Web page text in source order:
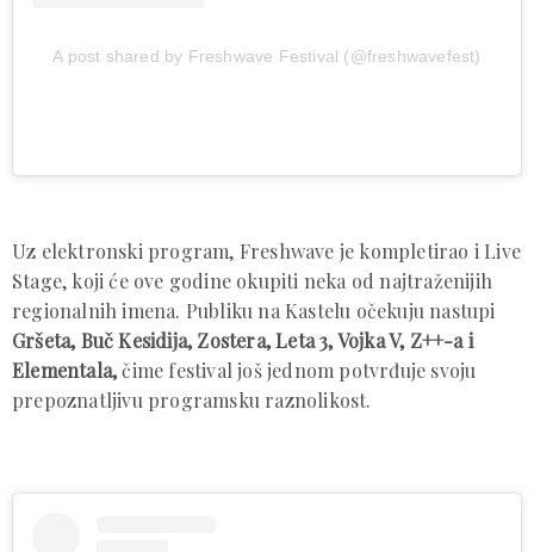
A post shared by Freshwave Festival (@freshwavefest)
Uz elektronski program, Freshwave je kompletirao i Live
Stage, koji će ove godine okupiti neka od najtraženijih
regionalnih imena. Publiku na Kastelu očekuju nastupi
Gršeta, Buč Kesidija, Zostera, Leta 3, Vojka V, Z++-a i
Elementala,čime festival još jednom potvrđuje svoju
prepoznatljivu programsku raznolikost.